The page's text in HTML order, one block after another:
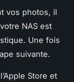
vos photos, il
NAS est
Une fois
suivante.
Store et